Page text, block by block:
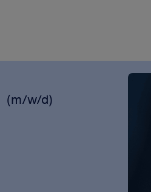
(m/w/d)